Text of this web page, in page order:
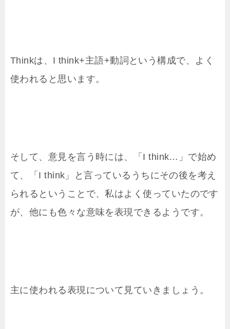
Thinkは、I think+主語+動詞という構成で、よく
使われると思います。
そして、意見を言う時には、「I think…」で始め
て、「I think」と言っているうちにその後を考え
られるということで、私はよく使っていたのです
が、他にも色々な意味を表現できるようです。
主に使われる表現について見ていきましょう。